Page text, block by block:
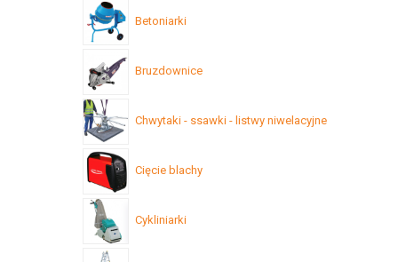
Betoniarki
Bruzdownice
Chwytaki - ssawki - listwy niwelacyjne
Cięcie blachy
Cykliniarki